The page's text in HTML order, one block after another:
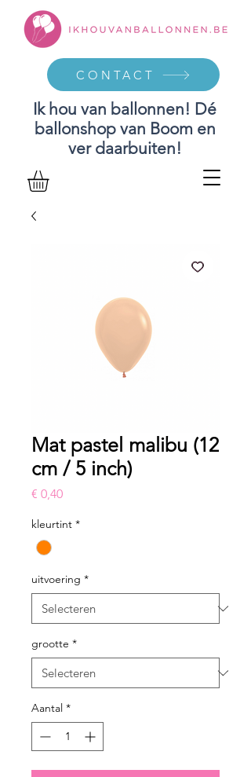
Ik hou van ballonnen! Dé
ballonshop van Boom en
ver daarbuiten!
CONTACT
Mat pastel malibu (12
cm / 5 inch)
€ 0,40Prijs
kleurtint *
uitvoering *
grootte *
Aantal *